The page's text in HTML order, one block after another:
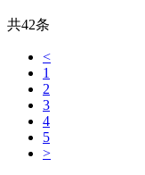
共42条
<
1
2
3
4
5
>